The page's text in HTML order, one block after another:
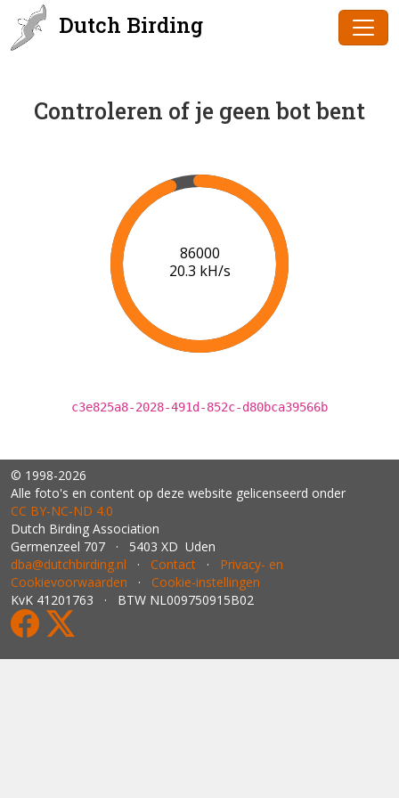
Dutch Birding
Controleren of je geen bot bent
88000
20.4 kH/s
c3e825a8-2028-491d-852c-d80bca39566b
© 1998-2026
Alle foto's en content op deze website gelicenseerd onder
CC BY‑NC‑ND 4.0
Dutch Birding Association
Germenzeel 707 · 5403 XD Uden
dba@dutchbirding.nl · Contact · Privacy- en
Cookievoorwaarden · Cookie-instellingen
KvK 41201763 · BTW NL009750915B02